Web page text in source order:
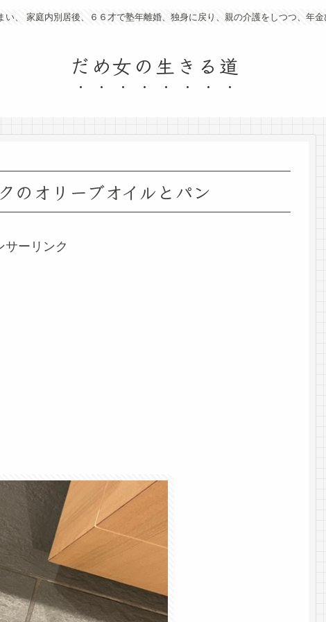
い、 家庭内別居後、６６才で塾年離婚、独身に戻り、親の介護をしつつ、年
だめ女の生きる道
のオリーブオイルとパン
サーリンク